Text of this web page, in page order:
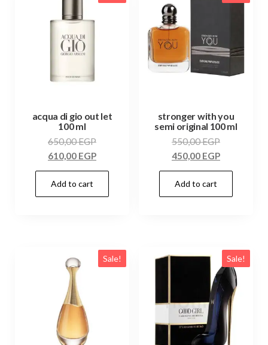
acqua di gio out let
100 ml
650,00EGP
610,00 EGP
Add to cart
stronger with you
semi original 100 ml
550,00EGP
450,00 EGP
Add to cart
Sale! Sale!